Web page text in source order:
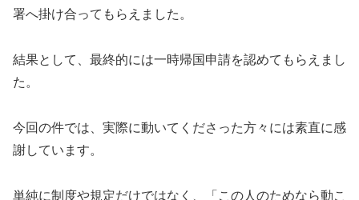
署へ掛け合ってもらえました。
結果として、最終的には一時帰国申請を認めてもらえまし
た。
今回の件では、実際に動いてくださった方々には素直に感
謝しています。
単純に制度や規定だけではなく、「この人のためなら動こ